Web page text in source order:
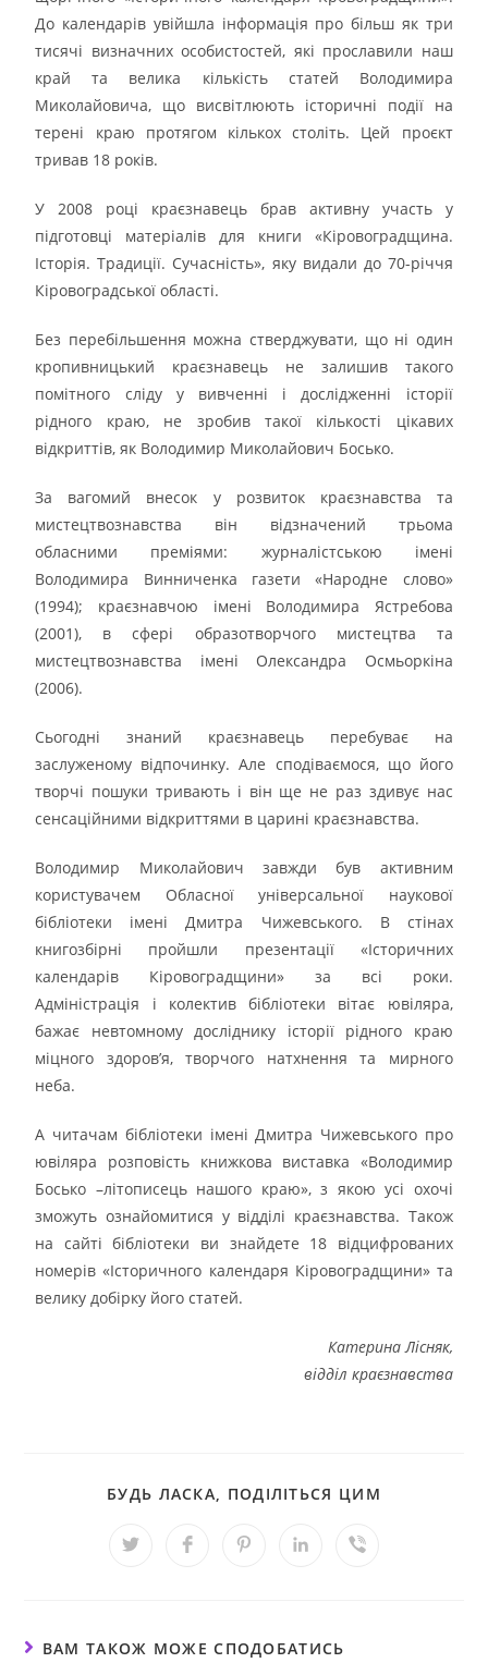
До календарів увійшла інформація про більш як три
тисячі визначних особистостей, які прославили наш
край та велика кількість статей Володимира
Миколайовича, що висвітлюють історичні події на
терені краю протягом кількох століть. Цей проєкт
тривав 18 років.
У 2008 році краєзнавець брав активну участь у
підготовці матеріалів для книги «Кіровоградщина.
Історія. Традиції. Сучасність», яку видали до 70-річчя
Кіровоградської області.
Без перебільшення можна стверджувати, що ні один
кропивницький краєзнавець не залишив такого
помітного сліду у вивченні і дослідженні історії
рідного краю, не зробив такої кількості цікавих
відкриттів, як Володимир Миколайович Босько.
За вагомий внесок у розвиток краєзнавства та
мистецтвознавства він відзначений трьома
обласними преміями: журналістською імені
Володимира Винниченка газети «Народне слово»
(1994); краєзнавчою імені Володимира Ястребова
(2001), в сфері образотворчого мистецтва та
мистецтвознавства імені Олександра Осмьоркіна
(2006).
Сьогодні знаний краєзнавець перебуває на
заслуженому відпочинку. Але сподіваємося, що його
творчі пошуки тривають і він ще не раз здивує нас
сенсаційними відкриттями в царині краєзнавства.
Володимир Миколайович завжди був активним
користувачем Обласної універсальної наукової
бібліотеки імені Дмитра Чижевського. В стінах
книгозбірні пройшли презентації «Історичних
календарів Кіровоградщини» за всі роки.
Адміністрація і колектив бібліотеки вітає ювіляра,
бажає невтомному досліднику історії рідного краю
міцного здоров’я, творчого натхнення та мирного
неба.
А читачам бібліотеки імені Дмитра Чижевського про
ювіляра розповість книжкова виставка «Володимир
Босько –літописець нашого краю», з якою усі охочі
зможуть ознайомитися у відділі краєзнавства. Також
на сайті бібліотеки ви знайдете 18 відцифрованих
номерів «Історичного календаря Кіровоградщини» та
велику добірку його статей.
Катерина Лісняк,
відділ краєзнавства
БУДЬ ЛАСКА, ПОДІЛІТЬСЯ ЦИМ
ВАМ ТАКОЖ МОЖЕ СПОДОБАТИСЬ